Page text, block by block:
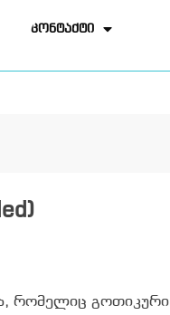
კონტაქტი
რომელიც გოთიკური